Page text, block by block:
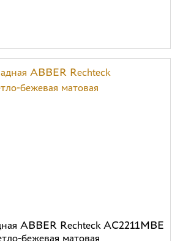
ABBER Rechteck AC2211MBE
бежевая матовая